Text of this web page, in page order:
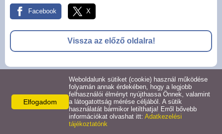
Alsórajk
Facebook X
Vissza az előző oldalra!
© 2026 -
Adatkezelési tájékoztató Oldal információk Impresszum
Elfogadom
Weboldalunk sütiket (cookie) használ működése
folyamán annak érdekében, hogy a legjobb
felhasználói élményt nyújthassa Önnek, valamint
a látogatottság mérése céljából. A sütik
használatát bármikor letilthatja! Erről bővebb
információkat olvashat itt: Adatkezelési
tájékoztatónk